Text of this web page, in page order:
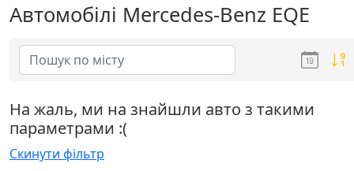
Автомобілі Mercedes-Benz EQE
На жаль, ми на знайшли авто з такими
параметрами :(
Скинути фільтр